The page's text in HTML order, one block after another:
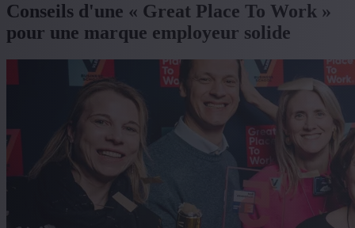
Conseils d'une « Great Place To Work »
pour une marque employeur solide